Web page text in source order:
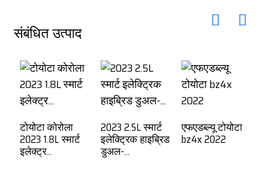
संबंधित उत्पाद
टोयोटा कोरोला
2023 1.8L स्मार्ट
इलेक्ट्र...
2023 2.5L स्मार्ट
इलेक्ट्रिक हाइब्रिड
डुअल-...
एफएडब्ल्यू टोयोटा
bz4x 2022